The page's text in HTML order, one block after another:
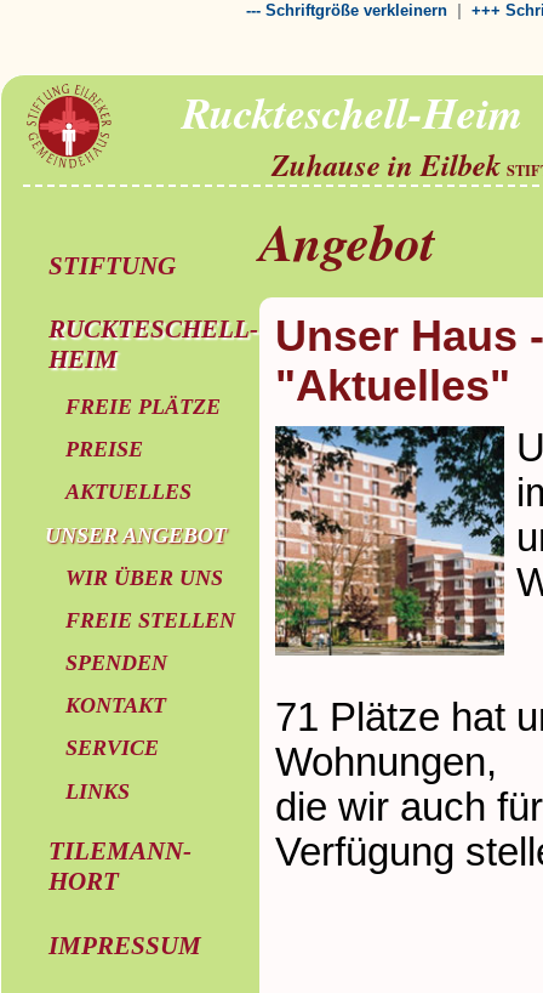
--- Schriftgröße verkleinern | +++
Ruckteschell-Heim
Zuhause in Eilbek
STIFTUNG
RUCKTESCHELL-
HEIM
FREIE PLÄTZE
PREISE
AKTUELLES
UNSER ANGEBOT
WIR ÜBER UNS
FREIE STELLEN
SPENDEN
KONTAKT
SERVICE
LINKS
TILEMANN-
HORT
IMPRESSUM
Angebot
Unser Haus
"Aktuelles"
71 Plätze hat
Wohnungen,
die wir auch
Verfügung